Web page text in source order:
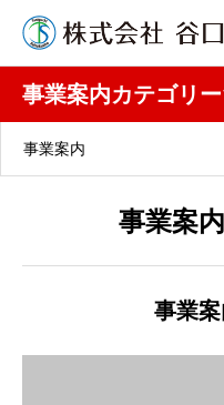
事業案内カテゴリ
事業案内
事業案
事業